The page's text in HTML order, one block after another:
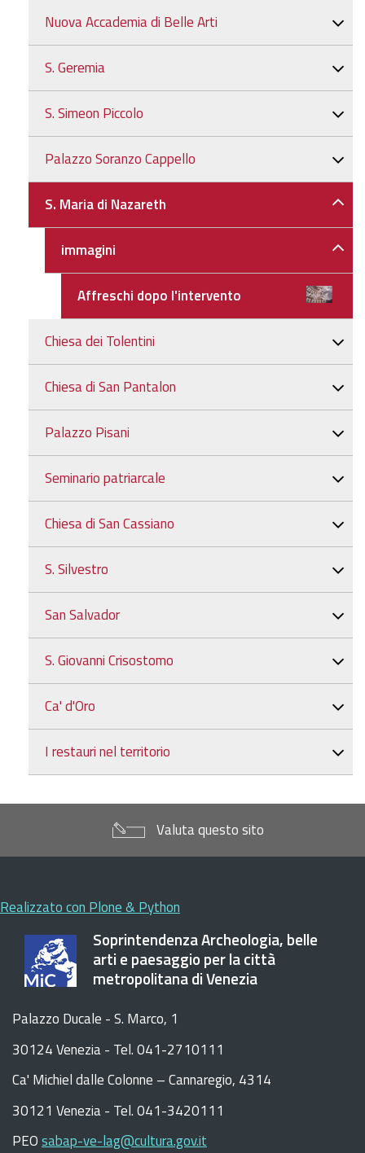
Nuova Accademia di Belle Arti
S. Geremia
S. Simeon Piccolo
Palazzo Soranzo Cappello
S. Maria di Nazareth
immagini
Affreschi dopo l'intervento
Chiesa dei Tolentini
Chiesa di San Pantalon
Palazzo Pisani
Seminario patriarcale
Chiesa di San Cassiano
S. Silvestro
San Salvador
S. Giovanni Crisostomo
Ca' d'Oro
I restauri nel territorio
Valuta questo sito
Realizzato con Plone & Python
Soprintendenza Archeologia, belle
arti e paesaggio per la città
metropolitana di Venezia
Palazzo Ducale - S. Marco, 1
30124 Venezia - Tel. 041-2710111
Ca' Michiel dalle Colonne – Cannaregio, 4314
30121 Venezia - Tel. 041-3420111
PEOsabap-ve-lag@cultura.gov.it